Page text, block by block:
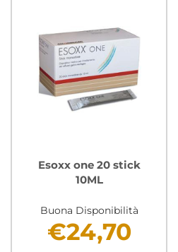
Esoxx one 20 stick
10ML
Buona Disponibilità
€24,70